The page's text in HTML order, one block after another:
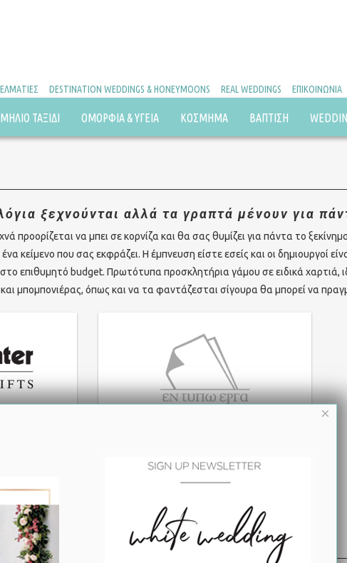
DESTINATION WEDDINGS & HONEYMOONS REAL WEDDINGS ΕΠΙΚΟΙΝΩΝΙΑ
ΤΑΞΙΔΙ ΟΜΟΡΦΙΑ & ΥΓΕΙΑ ΚΟΣΜΗΜΑ ΒΑΠΤΙΣΗ
ξεχνούνται αλλά τα γραπτά μένουν για
να μπει σε κορνίζα και θα σας θυμίζει για πάντα το
κείμενο που σας εκφράζει. Η έμπνευση είστε εσείς και οι δημιουργοί
επιθυμητό budget. Πρωτότυπα προσκλητήρια γάμου σε ειδικά χαρτιά,
μπομπονιέρας, όπως και να τα φαντάζεσται σίγουρα θα μπορεί να
×